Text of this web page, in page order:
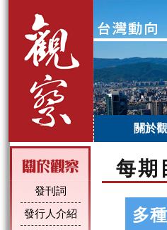
關於
發刊詞
發行人介紹
每期
多